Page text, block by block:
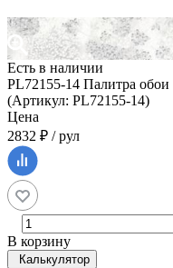
Есть в наличии
PL72155-14 Палитра
(Артикул: PL72155-14)
Цена
2832 ₽ / рул
В корзину
Калькулятор